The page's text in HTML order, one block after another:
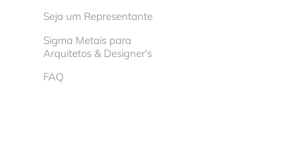
Seja um Representante
Sigma Metais para
Arquitetos & Designer's
FAQ